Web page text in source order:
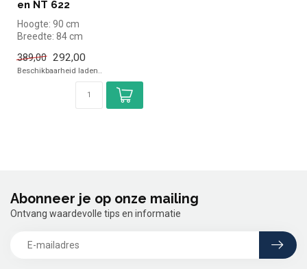
en NT 622
Hoogte: 90 cm
Breedte: 84 cm
389,00 292,00
Beschikbaarheid laden..
Abonneer je op onze mailing
Ontvang waardevolle tips en informatie